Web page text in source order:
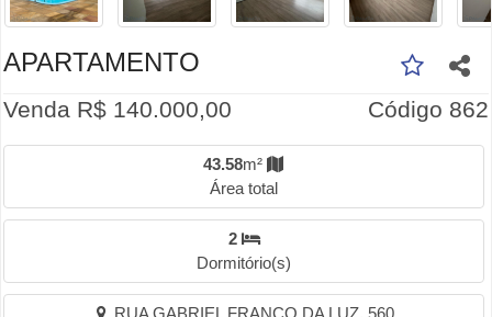
APARTAMENTO
Venda R$ 140.000,00 Código 862
43.58m²
Área total
2
Dormitório(s)
RUA GABRIEL FRANCO DA LUZ, 560